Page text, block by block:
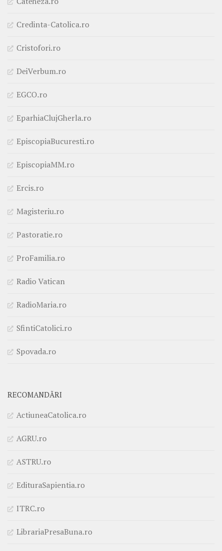
Credinta-Catolica.ro
Cristofori.ro
DeiVerbum.ro
EGCO.ro
EparhiaClujGherla.ro
EpiscopiaBucuresti.ro
EpiscopiaMM.ro
Ercis.ro
Magisteriu.ro
Pastoratie.ro
ProFamilia.ro
Radio Vatican
RadioMaria.ro
SfintiCatolici.ro
Spovada.ro
RECOMANDĂRI
ActiuneaCatolica.ro
AGRU.ro
ASTRU.ro
EdituraSapientia.ro
ITRC.ro
LibrariaPresaBuna.ro